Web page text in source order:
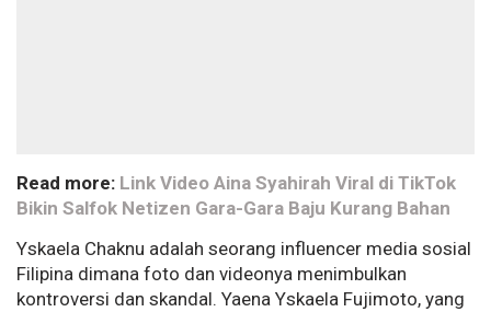
Read more: Link Video Aina Syahirah Viral di TikTok
Bikin Salfok Netizen Gara-Gara Baju Kurang Bahan
Yskaela Chaknu adalah seorang influencer media sosial
Filipina dimana foto dan videonya menimbulkan
kontroversi dan skandal. Yaena Yskaela Fujimoto, yang